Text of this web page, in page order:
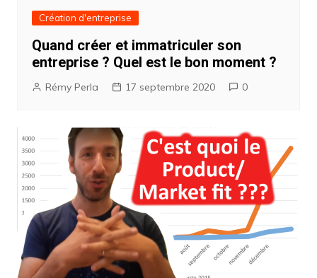
Création d'entreprise
Quand créer et immatriculer son
entreprise ? Quel est le bon moment ?
Rémy Perla 17 septembre 2020 0